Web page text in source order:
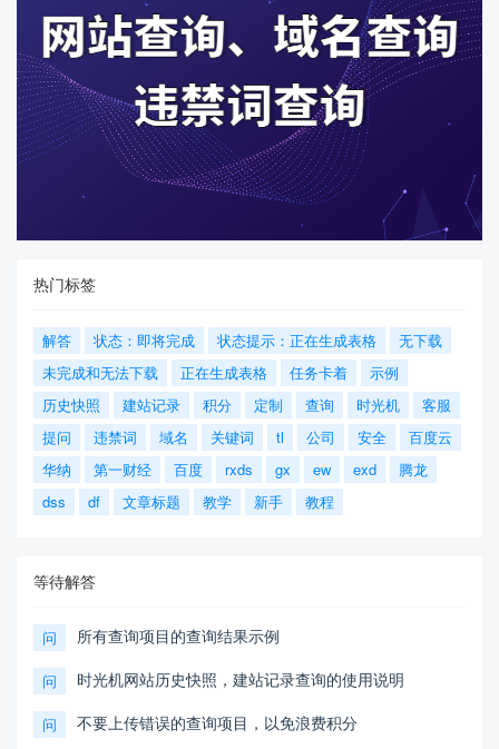
热门标签
解答 状态：即将完成 状态提示：正在生成表格
无下载
未完成和无法下载
正在生成表格 任务卡着
示例
历史快照
建站记录 积分 定制 查询 时光机
客服
提问
违禁词 域名 关键词 tl 公司 安全
百度云
华纳
第一财经 百度 rxds gx ew exd
腾龙
dss
df 文章标题 教学 新手 教程
等待解答
问 所有查询项目的查询结果示例
问 时光机网站历史快照，建站记录查询的使用说明
问 不要上传错误的查询项目，以免浪费积分